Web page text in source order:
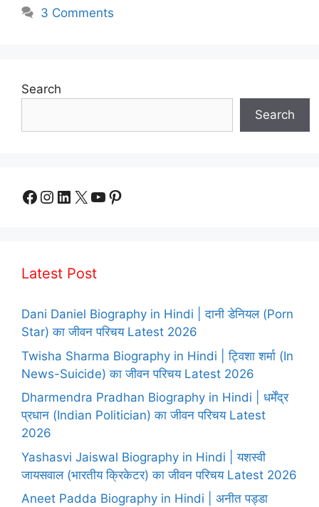
3 Comments
Search
Search
Facebook
Instagram
LinkedIn
X YouTube
Pinterest
Latest Post
Dani Daniel Biography in Hindi | दानी डेनियल (Porn
Star) का जीवन परिचय Latest 2026
Twisha Sharma Biography in Hindi | ट्विशा शर्मा (In
News-Suicide) का जीवन परिचय Latest 2026
Dharmendra Pradhan Biography in Hindi | धर्मेंद्र
प्रधान (Indian Politician) का जीवन परिचय Latest
2026
Yashasvi Jaiswal Biography in Hindi | यशस्वी
जायसवाल (भारतीय क्रिकेटर) का जीवन परिचय Latest 2026
Aneet Padda Biography in Hindi | अनीत पड्डा